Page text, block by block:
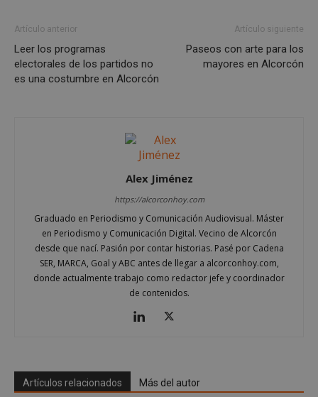
Artículo anterior
Leer los programas
electorales de los partidos no
es una costumbre en Alcorcón
Artículo siguiente
Paseos con arte para los
mayores en Alcorcón
Alex Jiménez
https://alcorconhoy.com
Graduado en Periodismo y Comunicación Audiovisual. Máster
en Periodismo y Comunicación Digital. Vecino de Alcorcón
desde que nací. Pasión por contar historias. Pasé por Cadena
SER, MARCA, Goal y ABC antes de llegar a alcorconhoy.com,
donde actualmente trabajo como redactor jefe y coordinador
de contenidos.
Artículos relacionados Más del autor
.spotify.com
VISITOR_PRIVACY_METADATA